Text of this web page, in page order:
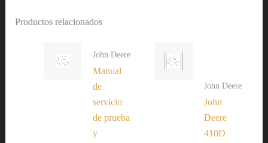
Productos relacionados
John Deere
Manual
de
servicio
de prueba
y
John Deere
John
Deere
410D